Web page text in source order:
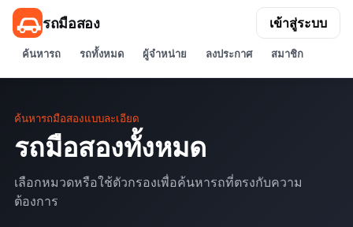
รถมือสอง
ค้นหารถ รถทั้งหมด ผู้จำหน่าย ลงประกาศ สมาชิก
เข้าสู่ระบบ
ค้นหารถมือสองแบบละเอียด
รถมือสองทั้งหมด
เลือกหมวดหรือใช้ตัวกรองเพื่อค้นหารถที่ตรงกับความ
ต้องการ